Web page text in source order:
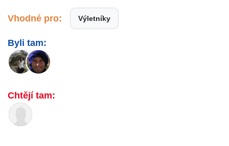
Vhodné pro: Výletníky
Byli tam:
Chtějí tam: